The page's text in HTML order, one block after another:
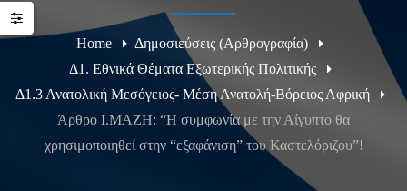
Home
Δημοσιεύσεις (Αρθρογραφία)
Δ1. Εθνικά Θέματα Εξωτερικής Πολιτικής
Δ1.3 Ανατολική Μεσόγειος- Μέση Ανατολή-Βόρειος Αφρική
Άρθρο Ι.ΜΑΖΗ: “Η συμφωνία με την Αίγυπτο θα
χρησιμοποιηθεί στην “εξαφάνιση” του Καστελόριζου”!